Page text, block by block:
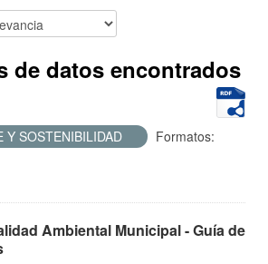
de datos encontrados
Y SOSTENIBILIDAD
Formatos:
Ambiental Municipal - Guía de